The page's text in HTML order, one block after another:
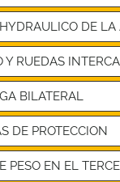
DE
Y RUEDAS
BILATERAL
DE PROTECCION
PESO EN EL